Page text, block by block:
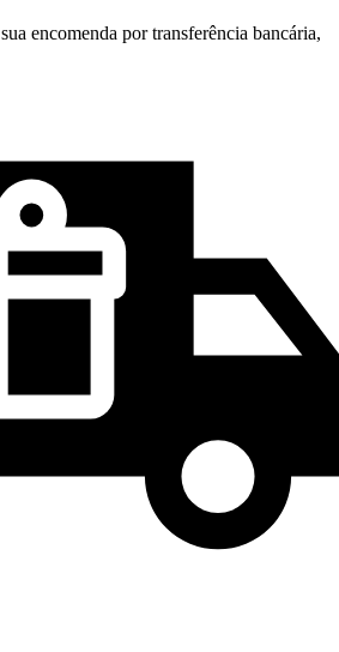
encomenda por transferência bancária,